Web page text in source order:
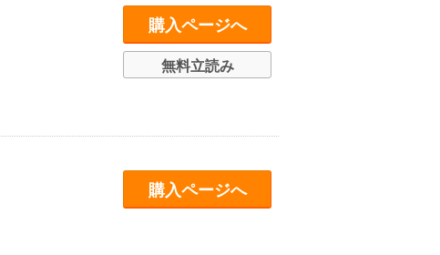
購入ページへ
無料立読み
購入ページへ